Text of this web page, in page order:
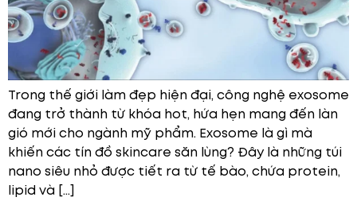
Trong thế giới làm đẹp hiện đại, công nghệ exosome
đang trở thành từ khóa hot, hứa hẹn mang đến làn
gió mới cho ngành mỹ phẩm. Exosome là gì mà
khiến các tín đồ skincare săn lùng? Đây là những túi
nano siêu nhỏ được tiết ra từ tế bào, chứa protein,
lipid và […]